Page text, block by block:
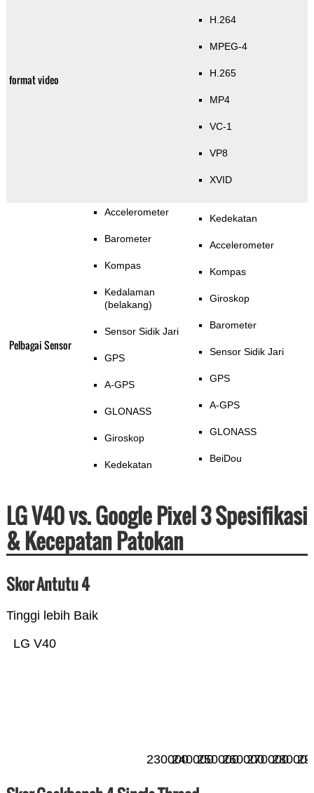
format video
H.264
MPEG-4
H.265
MP4
VC-1
VP8
XVID
Pelbagai Sensor
Accelerometer
Barometer
Kompas
Kedalaman
(belakang)
Sensor Sidik Jari
GPS
A-GPS
GLONASS
Giroskop
Kedekatan
Kedekatan
Accelerometer
Kompas
Giroskop
Barometer
Sensor Sidik Jari
GPS
A-GPS
GLONASS
BeiDou
LG V40 vs. Google Pixel 3 Spesifikasi
& Kecepatan Patokan
Skor Antutu 4
Tinggi lebih Baik
LG V40
230000240000250000260000270000280000